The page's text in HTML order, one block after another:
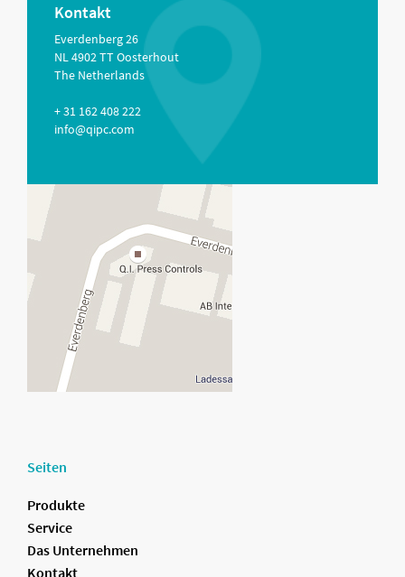
Kontakt
Everdenberg 26
NL 4902 TT Oosterhout
The Netherlands
+ 31 162 408 222
info@qipc.com
Seiten
Produkte
Service
Das Unternehmen
Kontakt